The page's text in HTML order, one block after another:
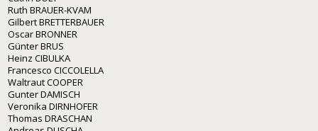
Ruth BRAUER-KVAM
Gilbert BRETTERBAUER
Oscar BRONNER
Günter BRUS
Heinz CIBULKA
Francesco CICCOLELLA
Waltraut COOPER
Gunter DAMISCH
Veronika DIRNHOFER
Thomas DRASCHAN